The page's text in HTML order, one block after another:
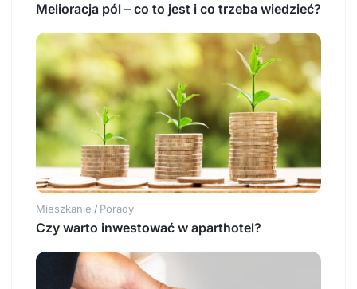
Melioracja pól – co to jest i co trzeba wiedzieć?
Mieszkanie / Porady
Czy warto inwestować w aparthotel?